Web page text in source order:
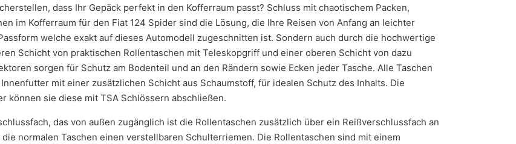
dass Ihr Gepäck perfekt in den Kofferraum passt? Schluss mit chaotischem Packen,
im Kofferraum für den Fiat 124 Spider sind die Lösung, die Ihre Reisen von Anfang an leichter
welche exakt auf dieses Automodell zugeschnitten ist. Sondern auch durch die hochwertige
Schicht von praktischen Rollentaschen mit Teleskopgriff und einer oberen Schicht von dazu
sorgen für Schutz am Bodenteil und an den Rändern sowie Ecken jeder Tasche. Alle Taschen
mit einer zusätzlichen Schicht aus Schaumstoff, für idealen Schutz des Inhalts. Die
können sie diese mit TSA Schlössern abschließen.
das von außen zugänglich ist die Rollentaschen zusätzlich über ein Reißverschlussfach an
normalen Taschen einen verstellbaren Schulterriemen. Die Rollentaschen sind mit einem